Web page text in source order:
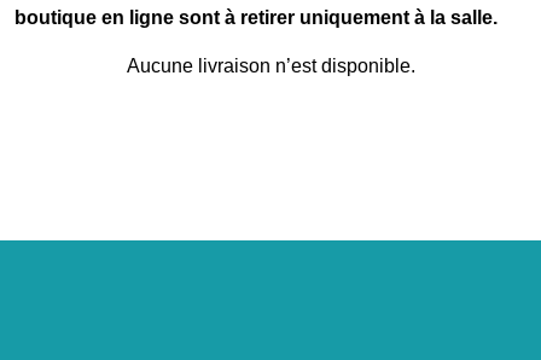
boutique en ligne sont à retirer uniquement à la salle.
Aucune livraison n’est disponible.